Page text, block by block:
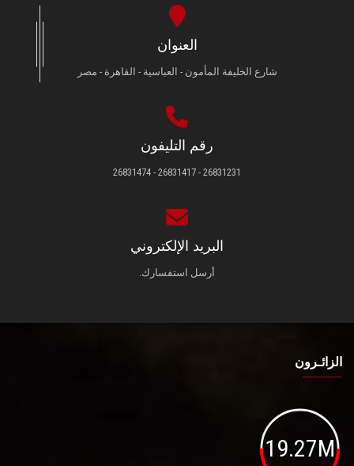
العنوان
شارع الخليفة المأمون - العباسية - القاهرة - مصر
رقم التليفون
26831231 - 26831417 - 26831474
البريد الإلكتروني
أرسل استفسارك.
الزائـرون
19.27M